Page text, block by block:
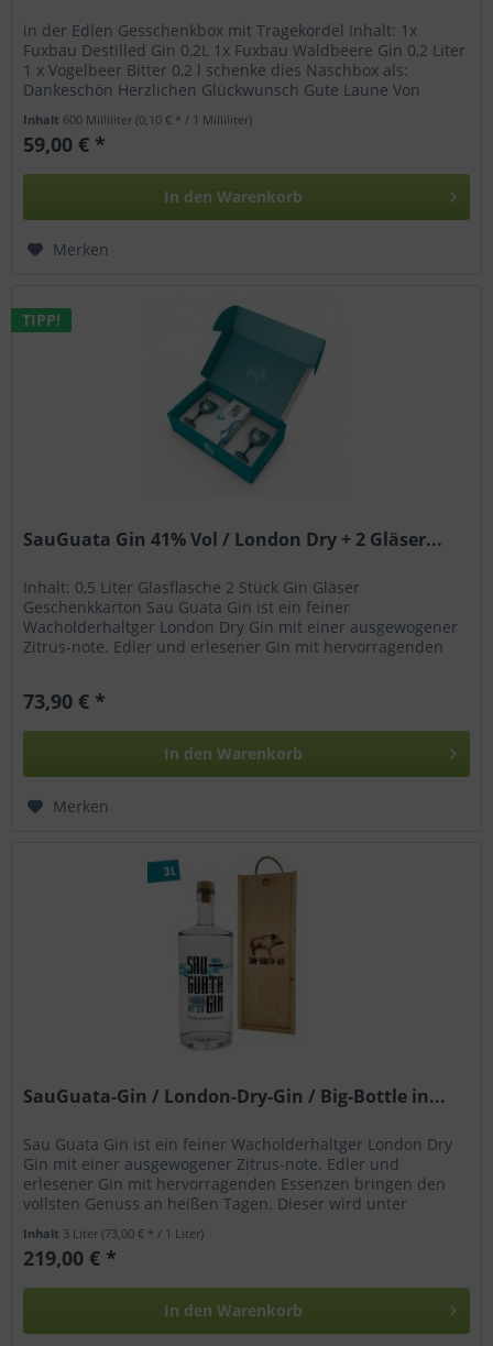
in der Edlen Gesschenkbox mit Tragekordel Inhalt: 1x
Fuxbau Destilled Gin 0,2L 1x Fuxbau Waldbeere Gin 0,2 Liter
1 x Vogelbeer Bitter 0,2 l schenke dies Naschbox als:
Dankeschön Herzlichen Glückwunsch Gute Laune Von
Inhalt 600 Milliliter(0,10 € * / 1 Milliliter)
59,00 € *
In den Warenkorb
Merken
TIPP!
SauGuata Gin 41% Vol / London Dry + 2 Gläser...
Inhalt: 0,5 Liter Glasflasche 2 Stück Gin Gläser
Geschenkkarton Sau Guata Gin ist ein feiner
Wacholderhaltger London Dry Gin mit einer ausgewogener
Zitrus-note. Edler und erlesener Gin mit hervorragenden
73,90 € *
In den Warenkorb
Merken
SauGuata-Gin / London-Dry-Gin / Big-Bottle in...
Sau Guata Gin ist ein feiner Wacholderhaltger London Dry
Gin mit einer ausgewogener Zitrus-note. Edler und
erlesener Gin mit hervorragenden Essenzen bringen den
vollsten Genuss an heißen Tagen. Dieser wird unter
Inhalt 3 Liter(73,00 € * / 1 Liter)
219,00 € *
In den Warenkorb